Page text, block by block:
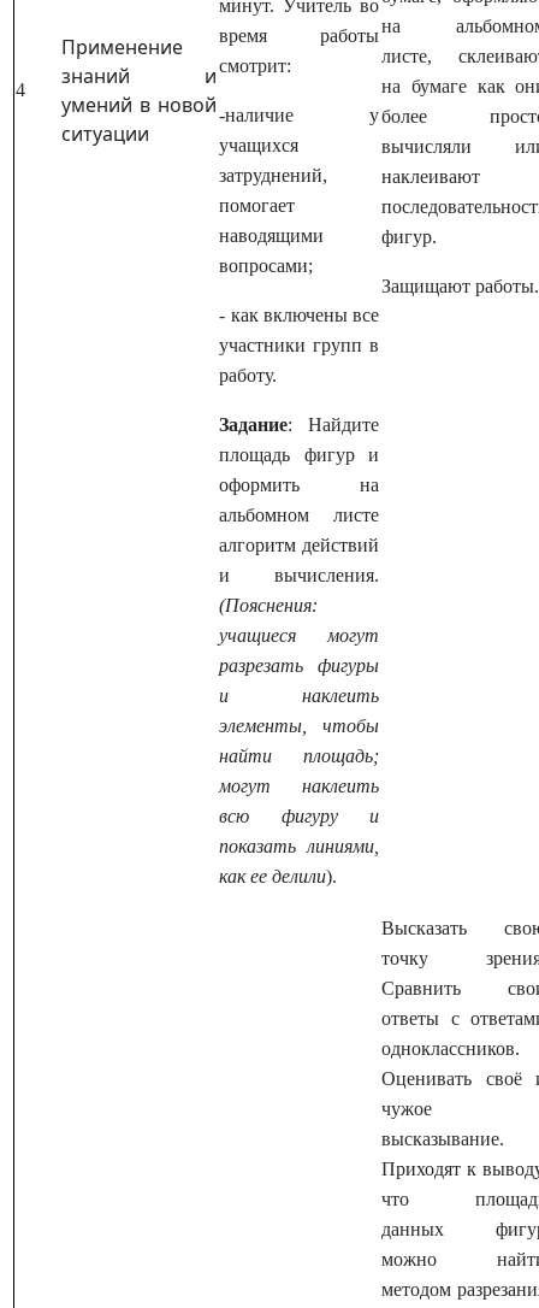
4
Применение
знаний и
умений в новой
ситуации
минут. Учитель во
время работы
смотрит:
-наличие у
учащихся
затруднений,
помогает
наводящими
вопросами;
- как включены все
участники групп в
работу.
Задание: Найдите
площадь фигур и
оформить на
альбомном листе
алгоритм действий
и вычисления.
(Пояснения:
учащиеся могут
разрезать фигуры
и наклеить
элементы, чтобы
найти площадь;
могут наклеить
всю фигуру и
показать линиями,
как ее делили).
на
листе,
на бумаге как
более
вычисляли
наклеивают
фигур.
Защищают работы.
Высказать
точку
Сравнить
ответы с
одноклассников.
Оценивать своё
чужое
высказывание.
Приходят к
что
данных
можно
методом